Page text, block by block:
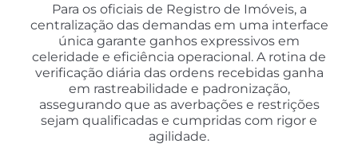
Para os oficiais de Registro de Imóveis, a
centralização das demandas em uma interface
única garante ganhos expressivos em
celeridade e eficiência operacional. A rotina de
verificação diária das ordens recebidas ganha
em rastreabilidade e padronização,
assegurando que as averbações e restrições
sejam qualificadas e cumpridas com rigor e
agilidade.